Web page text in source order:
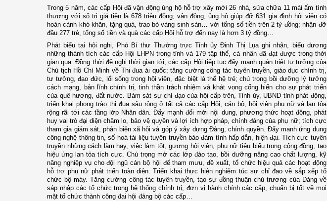
Trong 5 năm, các cấp Hội đã vận động ủng hộ hỗ trợ xây mới 26 nhà, sửa chữa 11 mái ấm tình
thương với số trị giá tiền là 678 triệu đồng; vận động, ủng hộ giúp đỡ 631 gia đình hội viên có
hoàn cảnh khó khăn, tặng quà, trao bò vàng sinh sản… với tổng số tiền trên 2 tỷ đồng; nhận đỡ
đầu 277 trẻ, tổng số tiền và quà các cấp Hội hỗ trợ đến nay là hơn 3 tỷ đồng…
Phát biểu tại hội nghị, Phó Bí thư Thường trực Tỉnh ủy Đinh Thị Lụa ghi nhận, biểu dương
những thành tích các cấp Hội LHPN trong tỉnh và 179 tập thể, cá nhân đã đạt được trong thời
gian qua. Đồng thời đề nghị thời gian tới, các cấp Hội tiếp tục đẩy mạnh quán triệt tư tưởng của
Chủ tịch Hồ Chí Minh về Thi đua ái quốc; tăng cường công tác tuyên truyền, giáo dục chính trị,
tư tưởng, đạo đức, lối sống trong hội viên, đặc biệt là thế hệ trẻ; chú trọng bồi dưỡng lý tưởng
cách mạng, bản lĩnh chính trị, tinh thần trách nhiệm và khát vọng cống hiến cho sự phát triển
của quê hương, đất nước. Bám sát sự chỉ đạo của hội cấp trên, Tỉnh ủy, UBND tỉnh phát động,
triển khai phong trào thi đua sâu rộng ở tất cả các cấp Hội, cán bộ, hội viên phụ nữ và lan tỏa
rộng rãi tới các tầng lớp Nhân dân. Đẩy mạnh đổi mới nội dung, phương thức hoạt động, phát
huy vai trò đại diện chăm lo, bảo vệ quyền và lợi ích hợp pháp, chính đáng của phụ nữ; tích cực
tham gia giám sát, phản biện xã hội và góp ý xây dựng Đảng, chính quyền. Đẩy mạnh ứng dụng
công nghệ thông tin, số hoá tài liệu tuyên truyền bảo đảm tính hấp dẫn, hiện đại. Tích cực tuyên
truyền những cách làm hay, việc làm tốt, gương hội viên, phụ nữ tiêu biểu trong cộng đồng, tạo
hiệu ứng lan tỏa tích cực. Chú trọng mở các lớp đào tạo, bồi dưỡng nâng cao chất lượng, kỹ
năng nghiệp vụ cho đội ngũ cán bộ hội để tham mưu, đề xuất, tổ chức hiệu quả các hoạt động
hỗ trợ phụ nữ phát triển toàn diện. Triển khai thực hiện nghiêm túc sự chỉ đạo về sắp xếp tổ
chức bộ máy. Tăng cường công tác tuyên truyền, tạo sự đồng thuận chủ trương của Đảng về
sáp nhập các tổ chức trong hệ thống chính trị, đơn vị hành chính các cấp, chuẩn bị tốt về mọi
mặt tổ chức thành công đại hội đảng bộ các cấp…